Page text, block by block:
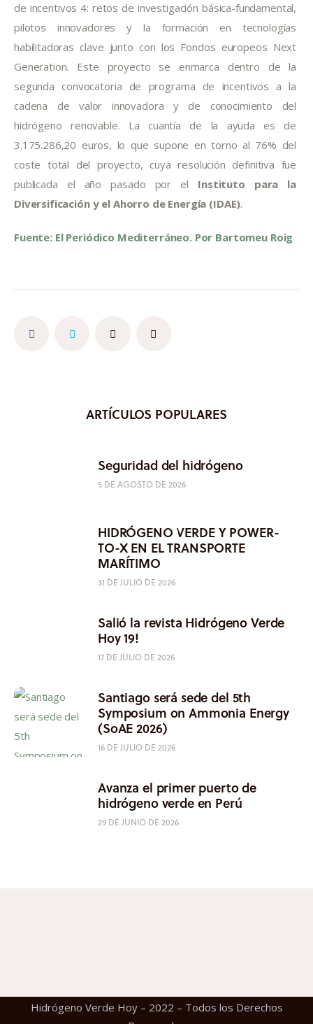
de incentivos 4: retos de investigación básica-fundamental,
pilotos innovadores y la formación en tecnologías
habilitadoras clave junto con los Fondos europeos Next
Generation. Este proyecto se enmarca dentro de la
segunda convocatoria de programa de incentivos a la
cadena de valor innovadora y de conocimiento del
hidrógeno renovable. La cuantía de la ayuda es de
3.175.286,20 euros, lo que supone en torno al 76% del
coste total del proyecto, cuya resolución definitiva fue
publicada el año pasado por el Instituto para la
Diversificación y el Ahorro de Energía (IDAE).
Fuente: El Periódico Mediterráneo. Por Bartomeu Roig
ARTÍCULOS POPULARES
Seguridad del hidrógeno
5 DE AGOSTO DE 2026
HIDRÓGENO VERDE Y POWER-
TO-X EN EL TRANSPORTE
MARÍTIMO
31 DE JULIO DE 2026
Salió la revista Hidrógeno Verde
Hoy 19!
17 DE JULIO DE 2026
Santiago será sede del 5th
Symposium on Ammonia Energy
(SoAE 2026)
16 DE JULIO DE 2026
Avanza el primer puerto de
hidrógeno verde en Perú
29 DE JUNIO DE 2026
Hidrógeno Verde Hoy – 2022 – Todos los Derechos